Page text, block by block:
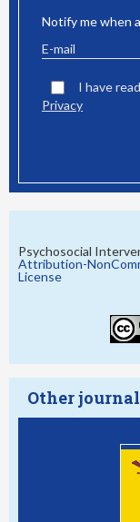
Notify me when
I have
Privacy
Psychosocial
Attribution-
License
Other